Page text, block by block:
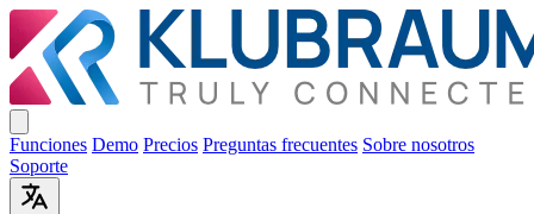
Funciones Demo Precios Preguntas frecuentes Sobre nosotros
Soporte